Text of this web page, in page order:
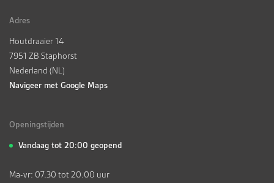
Adres
Houtdraaier 14
7951 ZB Staphorst
Nederland (NL)
Navigeer met Google Maps
Openingstijden
Vandaag tot 20:00 geopend
Ma-vr: 07.30 tot 20.00 uur